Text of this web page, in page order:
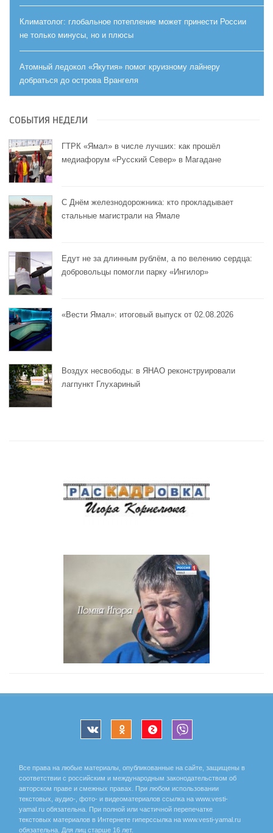
Климатолог: глобальное потепление может принести России
не только минусы, но и плюсы
Атомный ледокол «Якутия» помог круизному лайнеру
добраться до острова Врангеля
СОБЫТИЯ НЕДЕЛИ
ГТРК «Ямал» в числе лучших: как прошёл
медиафорум «Русский Север» в Магадане
С Днём железнодорожника: кто прокладывает
стальные магистрали на Ямале
Едут не за длинным рублём, а по велению сердца:
добровольцы помогли парку «Ингилор»
«Вести Ямал»: итоговый выпуск от 02.08.2026
Воздух несвободы: в ЯНАО реконструировали
лагпункт Глухариный
Все права на любые материалы, опубликованные на сайте, защищены в
соответствии с российским и международным законодательством об
авторском праве и смежных правах. При любом использовании
текстовых, аудио-, фото- и видеоматериалов ссылка на www.vesti-
yamal.ru обязательна. При полной или частичной перепечатке
текстовых материалов в Интернете гиперссылка на www.vesti-yamal.ru
обязательна. Для лиц старше 16 лет.